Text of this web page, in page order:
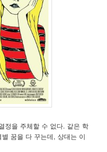
정을 주체할 수 없다. 같은 학
꿈을 다 꾸는데, 상대는 이